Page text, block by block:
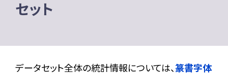
セット
データセット全体の統計情報については、篆書字体